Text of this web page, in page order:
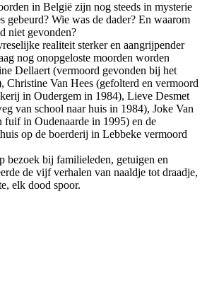
in België zijn nog steeds in mysterie
gebeurd? Wie was de dader? En waarom
niet gevonden?
realiteit sterker en aangrijpender
nog onopgeloste moorden worden
Dellaert (vermoord gevonden bij het
Christine Van Hees (gefolterd en vermoord
in Oudergem in 1984), Lieve Desmet
van school naar huis in 1984), Joke Van
fuif in Oudenaarde in 1995) en de
op de boerderij in Lebbeke vermoord
bezoek bij familieleden, getuigen en
de vijf verhalen van naaldje tot draadje,
elk dood spoor.